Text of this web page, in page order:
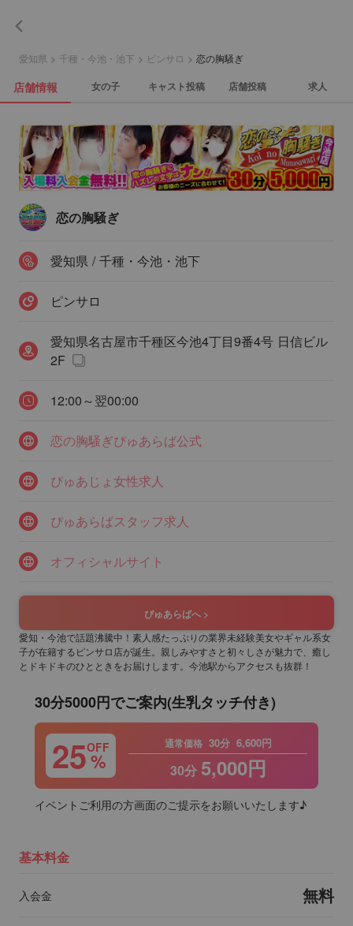
愛知県 > 千種・今池・池下 > ピンサロ > 恋の胸騒ぎ
店舗情報 女の子 キャスト投稿 店舗投稿 求人
恋の胸騒ぎ
愛知県 / 千種・今池・池下
ピンサロ
愛知県名古屋市千種区今池4丁目9番4号 日信ビル
2F
12:00～翌00:00
恋の胸騒ぎぴゅあらば公式
ぴゅあじょ女性求人
ぴゅあらばスタッフ求人
オフィシャルサイト
ぴゅあらばへ >
愛知・今池で話題沸騰中！素人感たっぷりの業界未経験美女やギャル系女
子が在籍するピンサロ店が誕生。親しみやすさと初々しさが魅力で、癒し
とドキドキのひとときをお届けします。今池駅からアクセスも抜群！
30分5000円でご案内(生乳タッチ付き)
25OFF
%
通常価格 30分 6,600円
30分 5,000円
イベントご利用の方画面のご提示をお願いいたします♪
基本料金
入会金 無料